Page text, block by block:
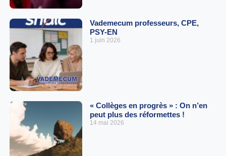
Vademecum professeurs, CPE,
PSY-EN
1 juin 2026
« Collèges en progrès » : On n’en
peut plus des réformettes !
14 mai 2026